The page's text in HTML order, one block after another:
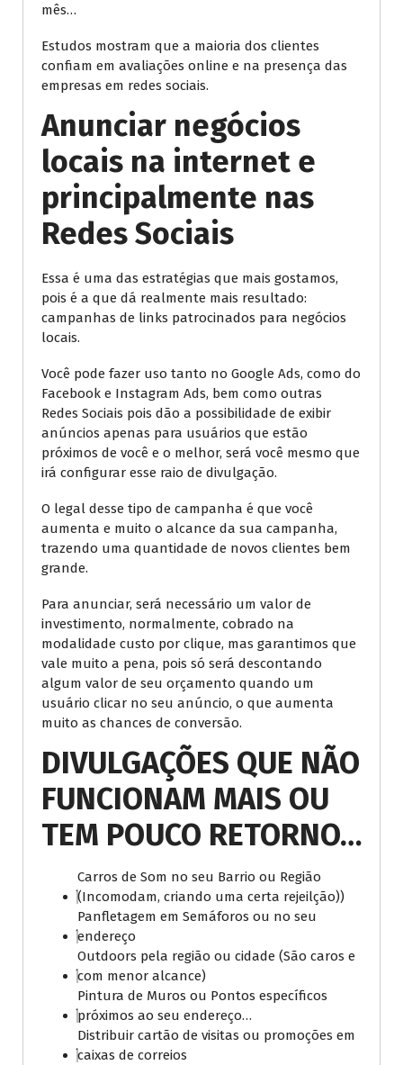
mês…
Estudos mostram que a maioria dos clientes
confiam em avaliações online e na presença das
empresas em redes sociais.
Anunciar negócios
locais na internet e
principalmente nas
Redes Sociais
Essa é uma das estratégias que mais gostamos,
pois é a que dá realmente mais resultado:
campanhas de links patrocinados para negócios
locais.
Você pode fazer uso tanto no Google Ads, como do
Facebook e Instagram Ads, bem como outras
Redes Sociais pois dão a possibilidade de exibir
anúncios apenas para usuários que estão
próximos de você e o melhor, será você mesmo que
irá configurar esse raio de divulgação.
O legal desse tipo de campanha é que você
aumenta e muito o alcance da sua campanha,
trazendo uma quantidade de novos clientes bem
grande.
Para anunciar, será necessário um valor de
investimento, normalmente, cobrado na
modalidade custo por clique, mas garantimos que
vale muito a pena, pois só será descontando
algum valor de seu orçamento quando um
usuário clicar no seu anúncio, o que aumenta
muito as chances de conversão.
DIVULGAÇÕES QUE NÃO
FUNCIONAM MAIS OU
TEM POUCO RETORNO…
Carros de Som no seu Barrio ou Região
(Incomodam, criando uma certa rejeilção))
Panfletagem em Semáforos ou no seu
endereço
Outdoors pela região ou cidade (São caros e
com menor alcance)
Pintura de Muros ou Pontos específicos
próximos ao seu endereço…
Distribuir cartão de visitas ou promoções em
caixas de correios